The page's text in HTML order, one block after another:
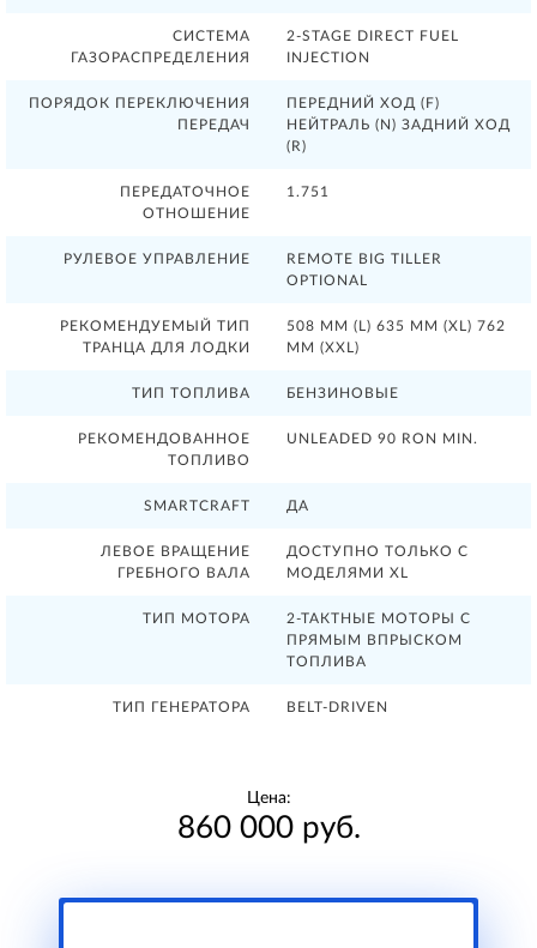
СИСТЕМА
ГАЗОРАСПРЕДЕЛЕНИЯ
2-STAGE DIRECT FUEL
INJECTION
ПОРЯДОК ПЕРЕКЛЮЧЕНИЯ
ПЕРЕДАЧ
ПЕРЕДНИЙ ХОД (F)
НЕЙТРАЛЬ (N) ЗАДНИЙ ХОД
(R)
ПЕРЕДАТОЧНОЕ
ОТНОШЕНИЕ
1.751
РУЛЕВОЕ УПРАВЛЕНИЕ
REMOTE BIG TILLER
OPTIONAL
РЕКОМЕНДУЕМЫЙ ТИП
ТРАНЦА ДЛЯ ЛОДКИ
508 MM (L) 635 MM (XL) 762
MM (XXL)
ТИП ТОПЛИВА БЕНЗИНОВЫЕ
РЕКОМЕНДОВАННОЕ
ТОПЛИВО
UNLEADED 90 RON MIN.
SMARTCRAFT ДА
ЛЕВОЕ ВРАЩЕНИЕ
ГРЕБНОГО ВАЛА
ДОСТУПНО ТОЛЬКО С
МОДЕЛЯМИ XL
ТИП МОТОРА
2-ТАКТНЫЕ МОТОРЫ С
ПРЯМЫМ ВПРЫСКОМ
ТОПЛИВА
ТИП ГЕНЕРАТОРА BELT-DRIVEN
Цена:
860 000 руб.